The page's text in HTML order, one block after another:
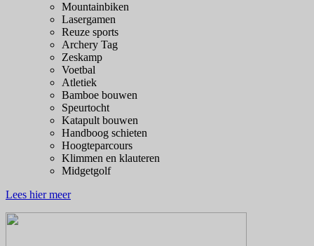
Mountainbiken
Lasergamen
Reuze sports
Archery Tag
Zeskamp
Voetbal
Atletiek
Bamboe bouwen
Speurtocht
Katapult bouwen
Handboog schieten
Hoogteparcours
Klimmen en klauteren
Midgetgolf
Lees hier meer